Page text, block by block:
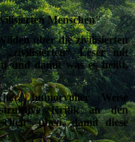
Menschen"
über die zivilisierten
„zivilisierten“ Leser mit
und damit was es heißt,
humorvoller Weise
Kritik an den
üben, damit diese